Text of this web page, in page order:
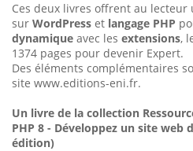
Ces deux livres offrent au lecteur
sur WordPress et langage PHP
dynamique avec les extensions,
1374 pages pour devenir Expert.
Des éléments complémentaires
site www.editions-eni.fr.
Un livre de la collection
PHP 8 - Développez un site
édition)